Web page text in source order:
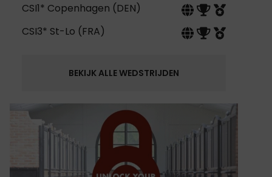
CSI1* Copenhagen (DEN)
CSI3* St-Lo (FRA)
BEKIJK ALLE WEDSTRIJDEN